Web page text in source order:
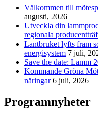
Välkommen till
augusti, 2026
Utveckla din
regionala
Lantbruket lyfts fram
energisystem 7 juli,
Save the date: Lamm
Kommande Gröna
näringar 6 juli, 2026
Programnyheter